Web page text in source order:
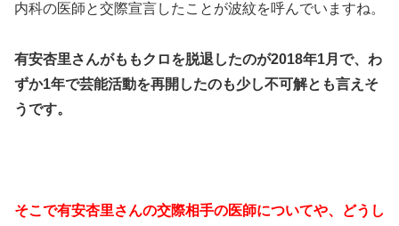
内科の医師と交際宣言したことが波紋を呼んでいますね。
有安杏里さんがももクロを脱退したのが2018年1月で、わ
ずか1年で芸能活動を再開したのも少し不可解とも言えそ
うです。
そこで有安杏里さんの交際相手の医師についてや、どうし